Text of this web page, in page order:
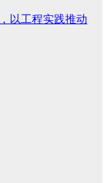
以工程实践推动